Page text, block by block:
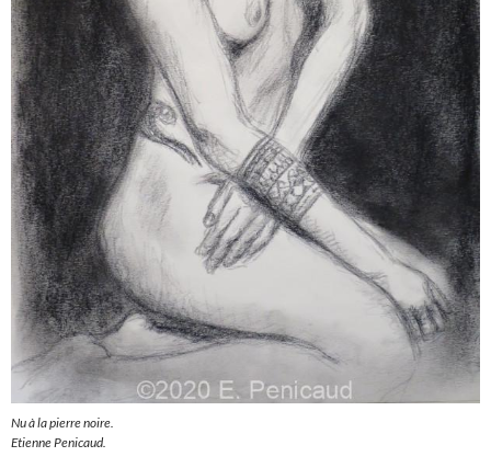
Nu à la pierre noire.
Etienne Penicaud.